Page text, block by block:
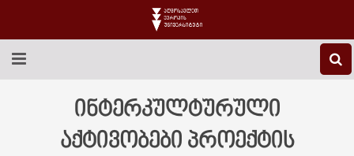
EEU-Ს ᲨᲔᲡᲐᲮᲔᲑ
ᲒᲐᲜᲐᲗᲚᲔᲑᲐ
ინტერკულტურული
აქტივობები პროექტის